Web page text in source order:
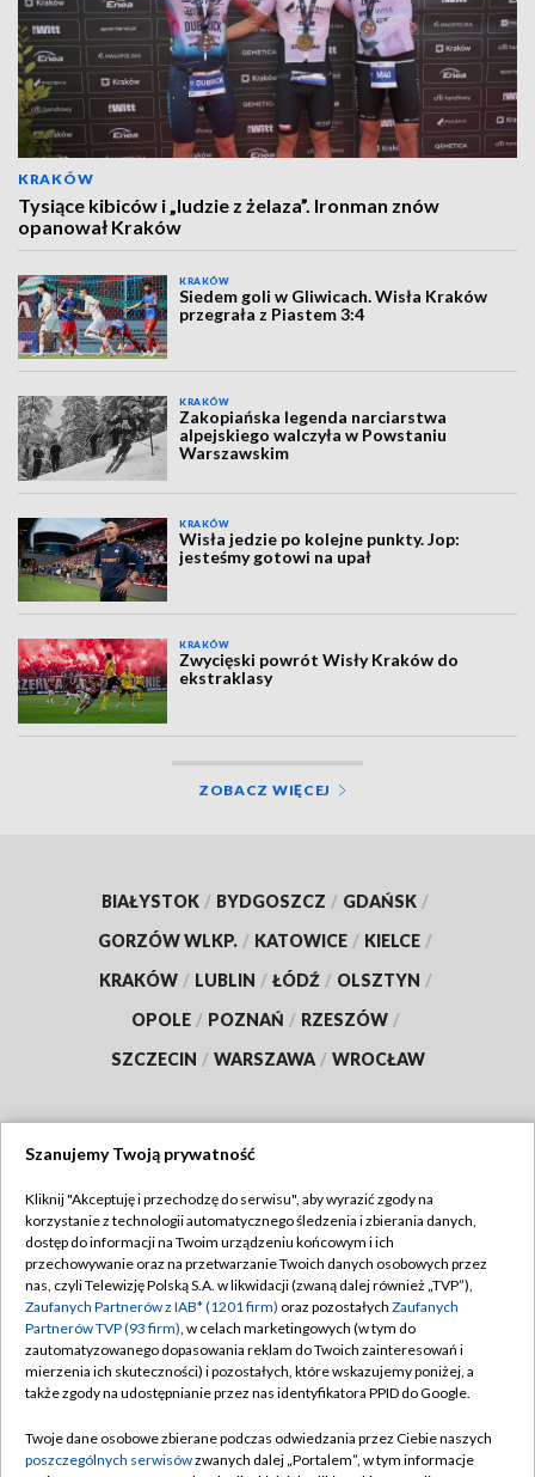
KRAKÓW
Tysiące kibiców i „ludzie z żelaza”. Ironman znów
opanował Kraków
KRAKÓW
Siedem goli w Gliwicach. Wisła Kraków
przegrała z Piastem 3:4
KRAKÓW
Zakopiańska legenda narciarstwa
alpejskiego walczyła w Powstaniu
Warszawskim
KRAKÓW
Wisła jedzie po kolejne punkty. Jop:
jesteśmy gotowi na upał
KRAKÓW
Zwycięski powrót Wisły Kraków do
ekstraklasy
ZOBACZ WIĘCEJ
BIAŁYSTOK / BYDGOSZCZ / GDAŃSK /
GORZÓW WLKP. / KATOWICE / KIELCE /
KRAKÓW / LUBLIN / ŁÓDŹ / OLSZTYN /
OPOLE / POZNAŃ / RZESZÓW /
SZCZECIN / WARSZAWA / WROCŁAW
TVP
Abonament TVP
Emisja w TVP
Centrum informacji TVP
Naziemna Telewizja Cyfrowa
Rada Programowa
Regulamin TVP
Polityka prywatności
Moje zgody
Pomoc
Kontakt
Szanujemy Twoją prywatność
Kliknij "Akceptuję i przechodzę do serwisu", aby wyrazić zgody na
korzystanie z technologii automatycznego śledzenia i zbierania danych,
dostęp do informacji na Twoim urządzeniu końcowym i ich
przechowywanie oraz na przetwarzanie Twoich danych osobowych przez
nas, czyli Telewizję Polską S.A. w likwidacji (zwaną dalej również „TVP”),
Zaufanych Partnerów z IAB* (1201 firm) oraz pozostałych Zaufanych
Partnerów TVP (93 firm), w celach marketingowych (w tym do
zautomatyzowanego dopasowania reklam do Twoich zainteresowań i
mierzenia ich skuteczności) i pozostałych, które wskazujemy poniżej, a
także zgody na udostępnianie przez nas identyfikatora PPID do Google.
Twoje dane osobowe zbierane podczas odwiedzania przez Ciebie naszych
poszczególnych serwisówzwanych dalej „Portalem”, w tym informacje